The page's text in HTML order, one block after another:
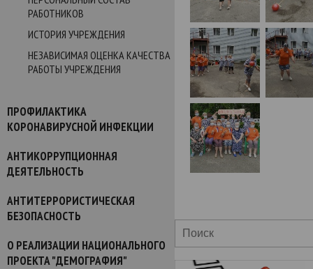
РАБОТНИКОВ
ИСТОРИЯ УЧРЕЖДЕНИЯ
НЕЗАВИСИМАЯ ОЦЕНКА КАЧЕСТВА
РАБОТЫ УЧРЕЖДЕНИЯ
ПРОФИЛАКТИКА
КОРОНАВИРУСНОЙ ИНФЕКЦИИ
АНТИКОРРУПЦИОННАЯ
ДЕЯТЕЛЬНОСТЬ
АНТИТЕРРОРИСТИЧЕСКАЯ
БЕЗОПАСНОСТЬ
О РЕАЛИЗАЦИИ НАЦИОНАЛЬНОГО
ПРОЕКТА "ДЕМОГРАФИЯ"